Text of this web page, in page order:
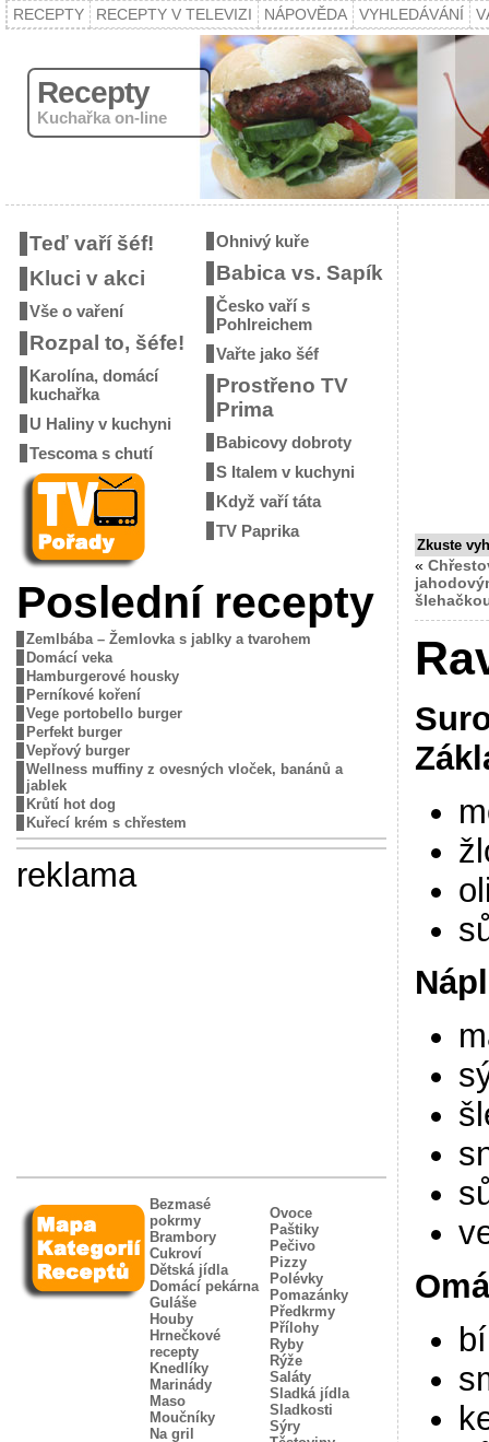
RECEPTY RECEPTY V TELEVIZI NÁPOVĚDA VYHLEDÁVÁNÍ
Recepty
Kuchařka on-line
Teď vaří šéf!
Kluci v akci
Vše o vaření
Rozpal to, šéfe!
Karolína, domácí
kuchařka
U Haliny v kuchyni
Tescoma s chutí
Ohnivý kuře
Babica vs. Sapík
Česko vaří s
Pohlreichem
Vařte jako šéf
Prostřeno TV
Prima
Babicovy dobroty
S Italem v kuchyni
Když vaří táta
TV Paprika
Poslední recepty
Zemlbába – Žemlovka s jablky a tvarohem
Domácí veka
Hamburgerové housky
Perníkové koření
Vege portobello burger
Perfekt burger
Vepřový burger
Wellness muffiny z ovesných vloček, banánů a
jablek
Krůtí hot dog
Kuřecí krém s chřestem
reklama
Bezmasé
pokrmy
Brambory
Cukroví
Dětská jídla
Domácí pekárna
Guláše
Houby
Hrnečkové
recepty
Knedlíky
Marinády
Maso
Moučníky
Na gril
Ovoce
Paštiky
Pečivo
Pizzy
Polévky
Pomazánky
Předkrmy
Přílohy
Ryby
Rýže
Saláty
Sladká jídla
Sladkosti
Sýry
Zkuste
«